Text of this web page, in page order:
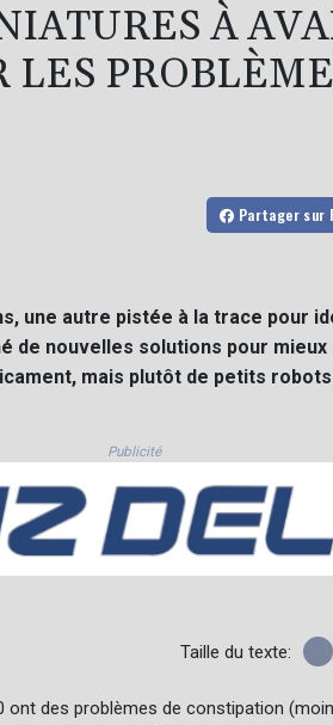
À
Partager sur
une autre pistée à la trace pour
de nouvelles solutions pour
mais plutôt de petits
Publicité
Taille du texte:
ont des problèmes de constipation